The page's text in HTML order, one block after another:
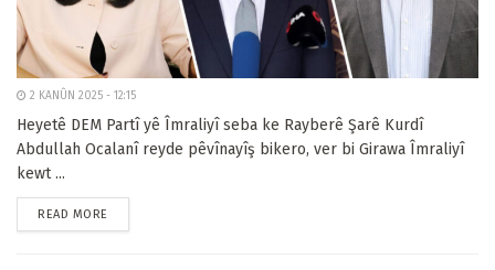
2 KANÛN 2025 - 12:15
Heyetê DEM Partî yê Îmraliyî seba ke Rayberê Şarê Kurdî
Abdullah Ocalanî reyde pêvînayîş bikero, ver bi Girawa Îmraliyî
kewt ...
READ MORE